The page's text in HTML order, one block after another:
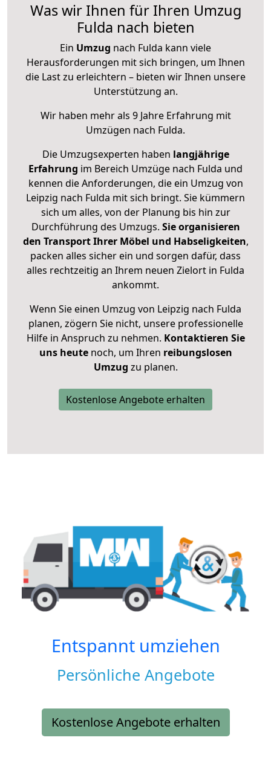
Was wir Ihnen für Ihren Umzug
Fulda nach bieten
Ein Umzug nach Fulda kann viele
Herausforderungen mit sich bringen, um Ihnen
die Last zu erleichtern – bieten wir Ihnen unsere
Unterstützung an.
Wir haben mehr als 9 Jahre Erfahrung mit
Umzügen nach Fulda.
Die Umzugsexperten haben langjährige
Erfahrung im Bereich Umzüge nach Fulda und
kennen die Anforderungen, die ein Umzug von
Leipzig nach Fulda mit sich bringt. Sie kümmern
sich um alles, von der Planung bis hin zur
Durchführung des Umzugs. Sie organisieren
den Transport Ihrer Möbel und Habseligkeiten,
packen alles sicher ein und sorgen dafür, dass
alles rechtzeitig an Ihrem neuen Zielort in Fulda
ankommt.
Wenn Sie einen Umzug von Leipzig nach Fulda
planen, zögern Sie nicht, unsere professionelle
Hilfe in Anspruch zu nehmen. Kontaktieren Sie
uns heutenoch, um Ihren reibungslosen
Umzug zu planen.
Kostenlose Angebote erhalten
Entspannt umziehen
Persönliche Angebote
Kostenlose Angebote erhalten